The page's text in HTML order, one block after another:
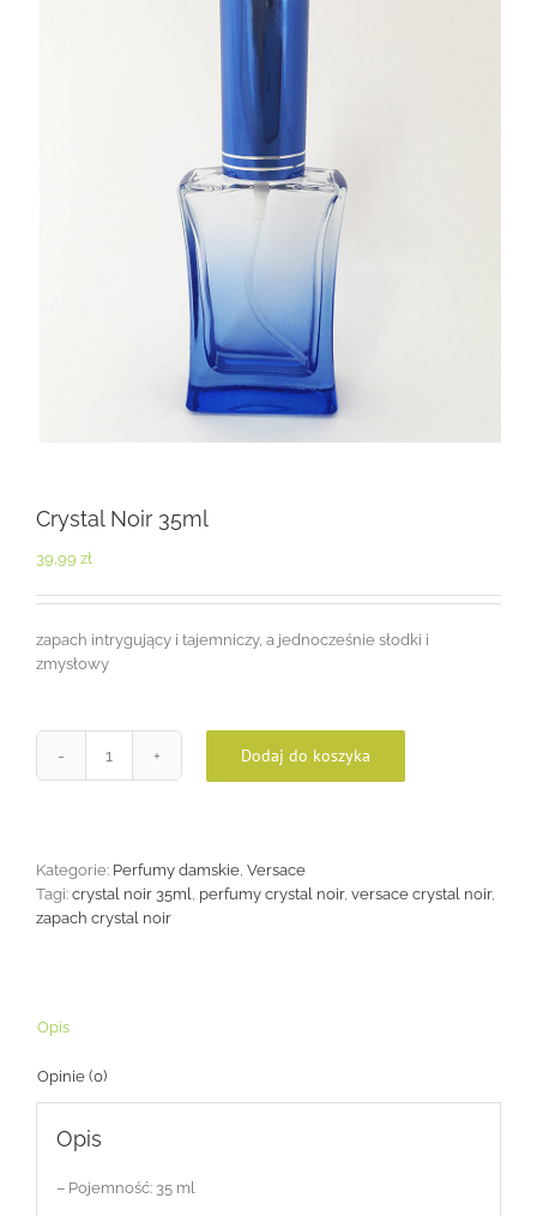
Crystal Noir 35ml
39,99 zł
zapach intrygujący i tajemniczy, a jednocześnie słodki i
zmysłowy
ilość
Dodaj do koszyka
Kategorie: Perfumy damskie, Versace
Tagi: crystal noir 35ml, perfumy crystal noir, versace crystal noir,
zapach crystal noir
Opis
Opinie (0)
Opis
– Pojemność: 35 ml